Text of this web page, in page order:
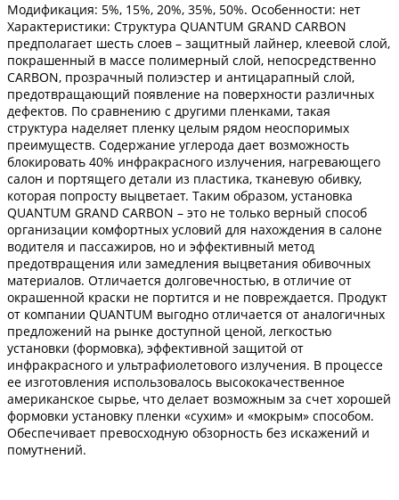
Модификация: 5%, 15%, 20%, 35%, 50%. Особенности: нет
Характеристики: Структура QUANTUM GRAND CARBON
предполагает шесть слоев – защитный лайнер, клеевой слой,
покрашенный в массе полимерный слой, непосредственно
CARBON, прозрачный полиэстер и антицарапный слой,
предотвращающий появление на поверхности различных
дефектов. По сравнению с другими пленками, такая
структура наделяет пленку целым рядом неоспоримых
преимуществ. Содержание углерода дает возможность
блокировать 40% инфракрасного излучения, нагревающего
салон и портящего детали из пластика, тканевую обивку,
которая попросту выцветает. Таким образом, установка
QUANTUM GRAND CARBON – это не только верный способ
организации комфортных условий для нахождения в салоне
водителя и пассажиров, но и эффективный метод
предотвращения или замедления выцветания обивочных
материалов. Отличается долговечностью, в отличие от
окрашенной краски не портится и не повреждается. Продукт
от компании QUANTUM выгодно отличается от аналогичных
предложений на рынке доступной ценой, легкостью
установки (формовка), эффективной защитой от
инфракрасного и ультрафиолетового излучения. В процессе
ее изготовления использовалось высококачественное
американское сырье, что делает возможным за счет хорошей
формовки установку пленки «сухим» и «мокрым» способом.
Обеспечивает превосходную обзорность без искажений и
помутнений.